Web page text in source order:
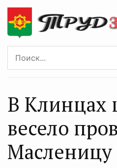
В Клинцах
весело
Масленицу